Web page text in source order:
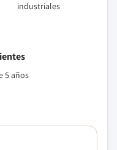
industriales
5 años